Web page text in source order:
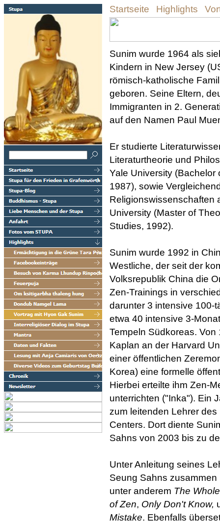
Startseite Highlights
Sunim wurde 1964 als
Kindern in New Jersey
römisch-katholische
geboren. Seine Eltern,
Immigranten in 2.
auf den Namen Paul
Er studierte
Literaturtheorie und
Yale University (Bachelor
1987), sowie
Religionswissenschaften
University (Master of
Studies, 1992).
Sunim wurde 1992 in
Westliche, der seit der
Volksrepublik China die
Zen-Trainings in
darunter 3 intensive 100-
etwa 40 intensive 3-
Tempeln Südkoreas.
Kaplan an der Harvard
einer öffentlichen
Korea) eine formelle
Hierbei erteilte ihm Zen-
unterrichten ("Inka"). Ein
zum leitenden Lehrer
Centers. Dort diente
Sahns von 2003 bis zu
Unter Anleitung seines
Seung Sahns
unter anderem The
of Zen, Only Don't Know,
Mistake. Ebenfalls